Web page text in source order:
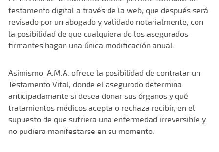
testamento digital a través de la web, que después será
revisado por un abogado y validado notarialmente, con
la posibilidad de que cualquiera de los asegurados
firmantes hagan una única modificación anual.
Asimismo, A.M.A. ofrece la posibilidad de contratar un
Testamento Vital, donde el asegurado determina
anticipadamante si desea donar sus órganos y qué
tratamientos médicos acepta o rechaza recibir, en el
supuesto de que sufriera una enfermedad irreversible y
no pudiera manifestarse en su momento.